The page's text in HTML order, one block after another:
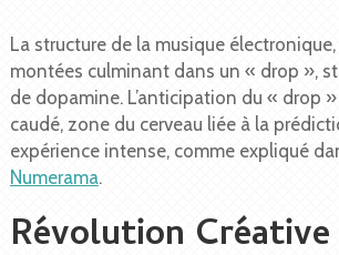
La structure de la musique électronique,
montées culminant dans un « drop »,
de dopamine. L’anticipation du « drop
caudé, zone du cerveau liée à la
expérience intense, comme expliqué
Numerama.
Révolution Créative